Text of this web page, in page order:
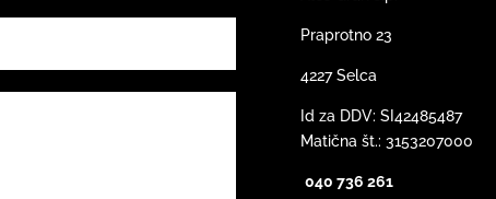
Praprotno 23
4227 Selca
Id za DDV: SI42485487
Matična št.: 3153207000
040 736 261